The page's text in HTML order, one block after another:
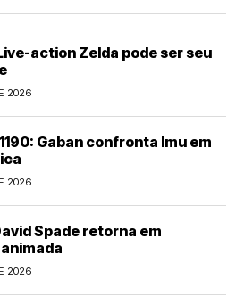
action Zelda pode ser seu
2026
Gaban confronta Imu em
2026
Spade retorna em
2026